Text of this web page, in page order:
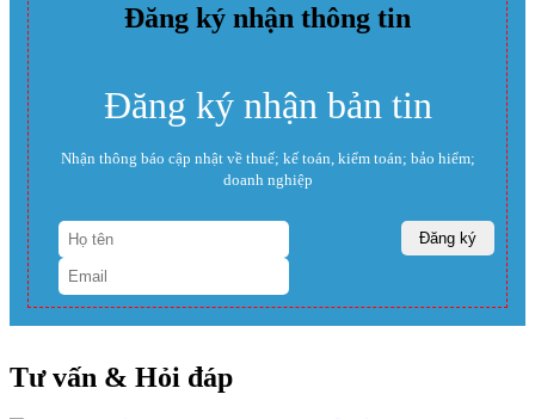
Đăng ký nhận thông tin
Đăng ký nhận bản tin
Nhận thông báo cập nhật về thuế; kế toán, kiểm toán; bảo hiểm;
doanh nghiệp
Tư vấn & Hỏi đáp